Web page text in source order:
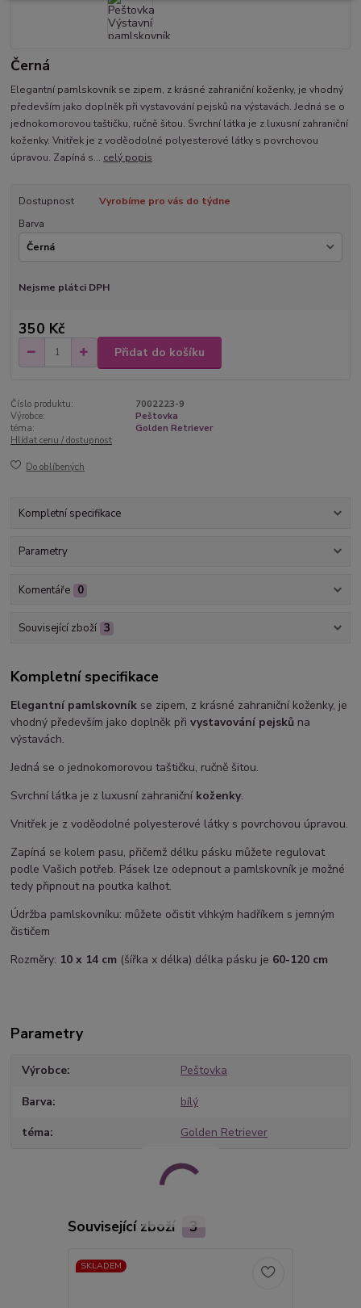
Černá
Elegantní pamlskovník se zipem, z krásné zahraniční koženky, je vhodný
především jako doplněk při vystavování pejsků na výstavách. Jedná se o
jednokomorovou taštičku, ručně šitou. Svrchní látka je z luxusní zahraniční
koženky. Vnitřek je z voděodolné polyesterové látky s povrchovou
úpravou. Zapíná s... celý popis
Dostupnost
Vyrobíme pro vás do týdne
Barva
Nejsme plátci DPH
350 Kč
Přidat do košíku
Číslo produktu:
7002223-9
Výrobce:
Peštovka
téma:
Golden Retriever
Hlídat cenu / dostupnost
Do oblíbených
Kompletní specifikace
Parametry
Komentáře 0
Související zboží 3
Kompletní specifikace
Elegantní pamlskovník se zipem, z krásné zahraniční koženky, je
vhodný především jako doplněk při vystavování pejsků na
výstavách.
Jedná se o jednokomorovou taštičku, ručně šitou.
Svrchní látka je z luxusní zahraničníkoženky.
Vnitřek je z voděodolné polyesterové látky s povrchovou úpravou.
Zapíná se kolem pasu, přičemž délku pásku můžete regulovat
podle Vašich potřeb. Pásek lze odepnout a pamlskovník je možné
tedy připnout na poutka kalhot.
Údržba pamlskovníku: můžete očistit vlhkým hadříkem s jemným
čističem
Rozměry: 10 x 14 cm (šířka x délka) délka pásku je 60-120 cm
Parametry
Výrobce Peštovka
Barva bílý
téma Golden Retriever
Související zboží 3
SKLADEM